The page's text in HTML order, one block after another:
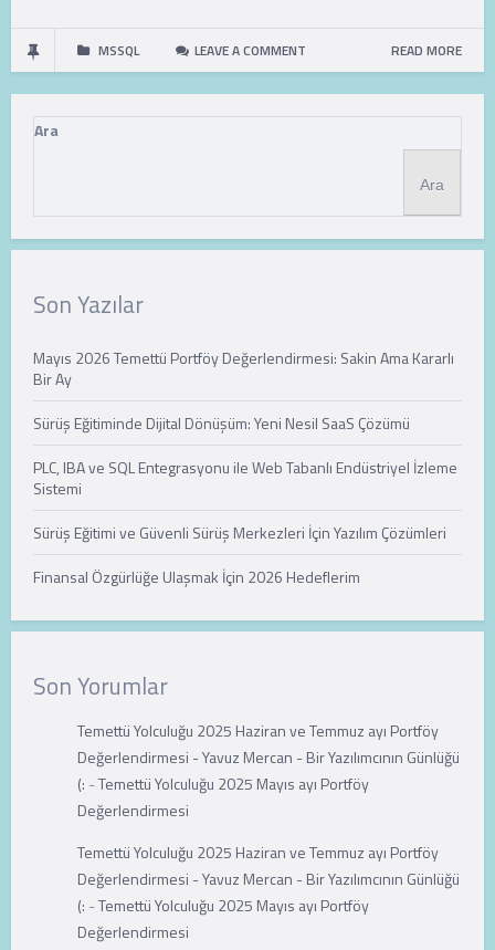
MSSQL LEAVE A COMMENT READ MORE
Ara
Ara
Son Yazılar
Mayıs 2026 Temettü Portföy Değerlendirmesi: Sakin Ama Kararlı
Bir Ay
Sürüş Eğitiminde Dijital Dönüşüm: Yeni Nesil SaaS Çözümü
PLC, IBA ve SQL Entegrasyonu ile Web Tabanlı Endüstriyel İzleme
Sistemi
Sürüş Eğitimi ve Güvenli Sürüş Merkezleri İçin Yazılım Çözümleri
Finansal Özgürlüğe Ulaşmak İçin 2026 Hedeflerim
Son Yorumlar
Temettü Yolculuğu 2025 Haziran ve Temmuz ayı Portföy
Değerlendirmesi - Yavuz Mercan - Bir Yazılımcının Günlüğü
(: -Temettü Yolculuğu 2025 Mayıs ayı Portföy
Değerlendirmesi
Temettü Yolculuğu 2025 Haziran ve Temmuz ayı Portföy
Değerlendirmesi - Yavuz Mercan - Bir Yazılımcının Günlüğü
(: -Temettü Yolculuğu 2025 Mayıs ayı Portföy
Değerlendirmesi